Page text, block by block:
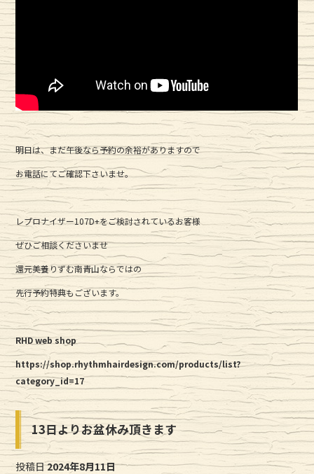
明日は、まだ午後なら予約の余裕がありますので
お電話にてご確認下さいませ。
レプロナイザー107D+をご検討されているお客様
ぜひご相談くださいませ
還元美養りずむ南青山ならではの
先行予約特典もございます。
RHD web shop
https://shop.rhythmhairdesign.com/products/list?
category_id=17
13日よりお盆休み頂きます
投稿日2024年8月11日